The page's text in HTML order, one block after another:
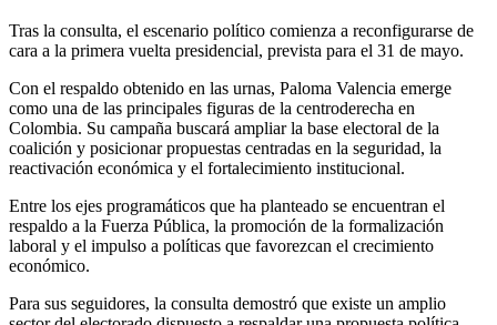
Tras la consulta, el escenario político comienza a reconfigurarse de
cara a la primera vuelta presidencial, prevista para el 31 de mayo.
Con el respaldo obtenido en las urnas, Paloma Valencia emerge
como una de las principales figuras de la centroderecha en
Colombia. Su campaña buscará ampliar la base electoral de la
coalición y posicionar propuestas centradas en la seguridad, la
reactivación económica y el fortalecimiento institucional.
Entre los ejes programáticos que ha planteado se encuentran el
respaldo a la Fuerza Pública, la promoción de la formalización
laboral y el impulso a políticas que favorezcan el crecimiento
económico.
Para sus seguidores, la consulta demostró que existe un amplio